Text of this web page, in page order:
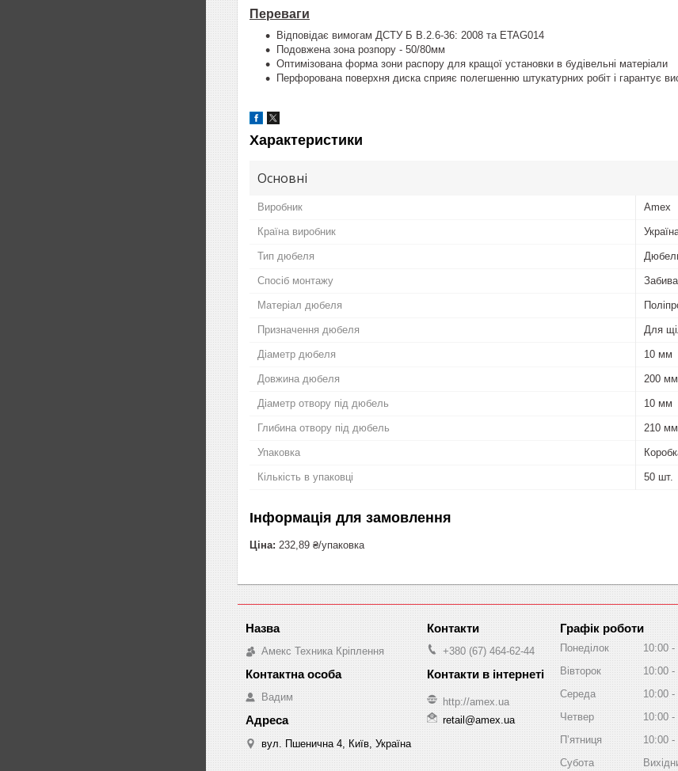
Переваги
Відповідає вимогам ДСТУ Б В.2.6-36: 2008 та ETAG014
Подовжена зона розпору - 50/80мм
Оптимізована форма зони распору для кращої установки в будівельні матеріали
Перфорована поверхня диска сприяє полегшенню штукатурних робіт і гарантує
Характеристики
Основні
Виробник Amex
Країна виробник
Тип дюбеля
Спосіб монтажу
Матеріал дюбеля
Призначення дюбеля Для
Діаметр дюбеля 10 мм
Довжина дюбеля 200 мм
Діаметр отвору під дюбель 10 мм
Глибина отвору під дюбель 210 мм
Упаковка
Кількість в упаковці 50 шт.
Інформація для замовлення
Ціна: 232,89 ₴/упаковка
Амекс Техника Кріплення
Вадим
вул. Пшенична 4, Київ, Україна
+380 (67) 464-62-44
http://amex.ua
retail@amex.ua
Графік роботи
Понеділок 10:00
Вівторок
10:00
Середа
10:00
Четвер
10:00
Пʼятниця
10:00
Субота